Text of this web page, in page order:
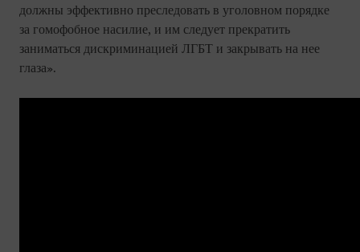
должны эффективно преследовать в уголовном порядке
за гомофобное насилие, и им следует прекратить
заниматься дискриминацией ЛГБТ и закрывать на нее
глаза».